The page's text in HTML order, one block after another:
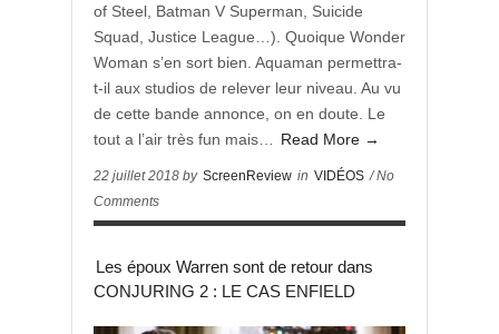
of Steel, Batman V Superman, Suicide
Squad, Justice League…). Quoique Wonder
Woman s’en sort bien. Aquaman permettra-
t-il aux studios de relever leur niveau. Au vu
de cette bande annonce, on en doute. Le
tout a l’air très fun mais…
Read More →
22 juillet 2018 by ScreenReview in VIDÉOS / No
Comments
Les époux Warren sont de retour dans
CONJURING 2 : LE CAS ENFIELD